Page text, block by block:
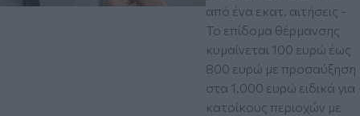
από ένα εκατ. αιτήσεις -
Το επίδομα θέρμανσης
κυμαίνεται 100 ευρώ έως
800 ευρώ με προσαύξηση
στα 1.000 ευρώ ειδικά για
κατοίκους περιοχών με